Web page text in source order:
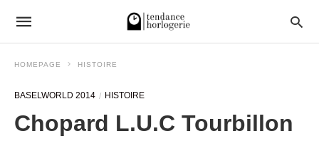
HOMEPAGE HISTOIRE
BASELWORLD 2014 HISTOIRE
Chopard L.U.C Tourbillon